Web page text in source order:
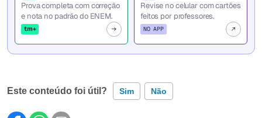
Prova completa com correção
e nota no padrão do ENEM.
tm+
Revise no celular com cartões
feitos por professores.
NO APP
Este conteúdo foi útil? Sim Não